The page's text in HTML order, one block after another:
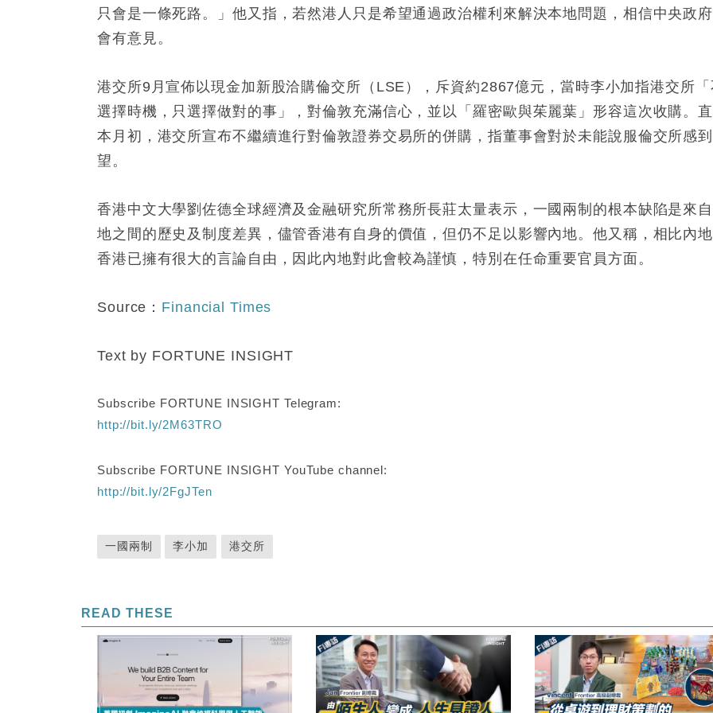
只會是一條死路。」他又指，若然港人只是希望通過政治權利來解決本地問題，相信中央政
會有意見。
港交所9月宣佈以現金加新股洽購倫交所（LSE），斥資約2867億元，當時李小加指港交所「
選擇時機，只選擇做對的事」，對倫敦充滿信心，並以「羅密歐與茱麗葉」形容這次收購。
本月初，港交所宣布不繼續進行對倫敦證券交易所的併購，指董事會對於未能說服倫交所感
望。
香港中文大學劉佐德全球經濟及金融研究所常務所長莊太量表示，一國兩制的根本缺陷是來
地之間的歷史及制度差異，儘管香港有自身的價值，但仍不足以影響內地。他又稱，相比內地
香港已擁有很大的言論自由，因此內地對此會較為謹慎，特別在任命重要官員方面。
Source： Financial Times
Text by FORTUNE INSIGHT
Subscribe FORTUNE INSIGHT Telegram:
http://bit.ly/2M63TRO
Subscribe FORTUNE INSIGHT YouTube channel:
http://bit.ly/2FgJTen
一國兩制 李小加 港交所
READ THESE